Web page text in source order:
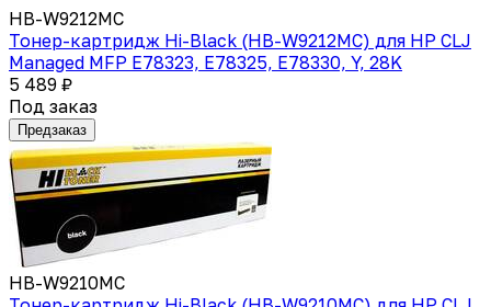
HB-W9212MC
Тонер-картридж Hi-Black (HB-W9212MC) для HP CLJ
Managed MFP E78323, E78325, E78330, Y, 28K
5 489 ₽
Под заказ
Предзаказ
HB-W9210MC